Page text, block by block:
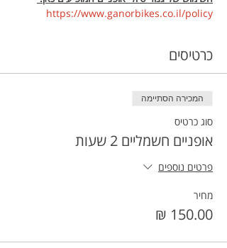
https://www.ganorbikes.co.il/policy
כרטיסים
המכירה הסתיימה
סוג כרטיס
אופניים חשמליים 2 שעות
פרטים נוספים
מחיר